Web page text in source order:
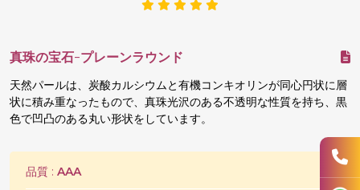
真珠の宝石-プレーンラウンド
天然パールは、炭酸カルシウムと有機コンキオリンが同心円状に層
状に積み重なったもので、真珠光沢のある不透明な性質を持ち、黒
色で凹凸のある丸い形状をしています。
品質 : AAA